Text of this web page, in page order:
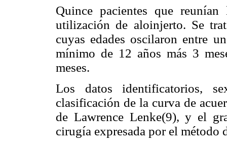
Quince pacientes que
utilización de aloinjerto. Se
cuyas edades oscilaron entre
mínimo de 12 años más 3
meses.
Los datos identificatorios,
clasificación de la curva de
de Lawrence Lenke(9), y el
cirugía expresada por el método